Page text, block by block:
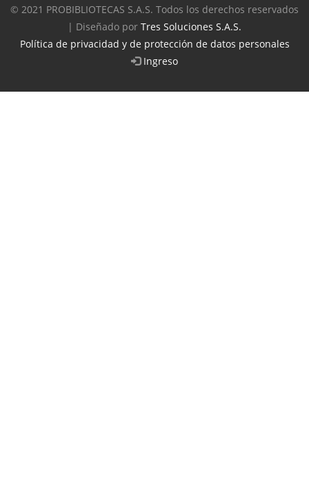
© 2021 PROBIBLIOTECAS S.A.S. Todos los derechos reservados
| Diseñado por Tres Soluciones S.A.S.
Política de privacidad y de protección de datos personales
Ingreso